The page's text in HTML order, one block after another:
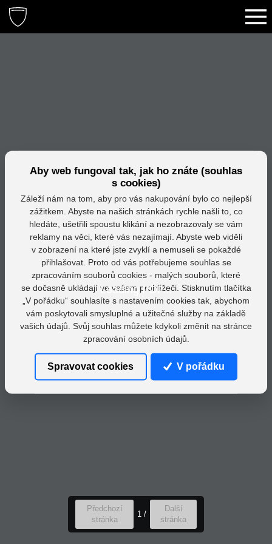
Loading PDF...
Předchozí
stránka
1 /
Další
stránka
Aby web fungoval tak, jak ho znáte (souhlas
s cookies)
Záleží nám na tom, aby pro vás nakupování bylo co nejlepší
zážitkem. Abyste na našich stránkách rychle našli to, co
hledáte, ušetřili spoustu klikání a nezobrazovaly se vám
reklamy na věci, které vás nezajímají. Abyste web viděli
v zobrazení na které jste zvyklí a nemuseli se pokaždé
přihlašovat. Proto od vás potřebujeme souhlas se
zpracováním souborů cookies - malých souborů, které
se dočasně ukládají ve vašem prohlížeči. Stisknutím tlačítka
„V pořádku“ souhlasíte s nastavením cookies tak, abychom
vám poskytovali smysluplné a užitečné služby na základě
vašich údajů. Svůj souhlas můžete kdykoli změnit na stránce
zpracování osobních údajů.
Spravovat cookies V pořádku